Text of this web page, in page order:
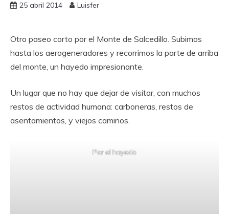
25 abril 2014 Luisfer
Otro paseo corto por el Monte de Salcedillo. Subimos
hasta los aerogeneradores y recorrimos la parte de arriba
del monte, un hayedo impresionante.
Un lugar que no hay que dejar de visitar, con muchos
restos de actividad humana: carboneras, restos de
asentamientos, y viejos caminos.
Por el hayedo